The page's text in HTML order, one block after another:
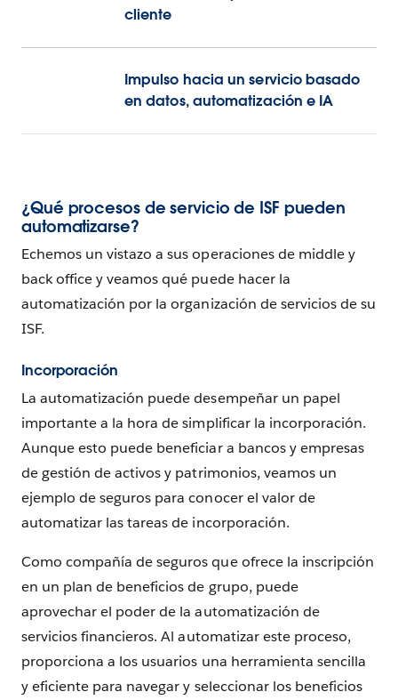
cliente
Impulso hacia un servicio basado
en datos, automatización e IA
¿Qué procesos de servicio de ISF pueden
automatizarse?
Echemos un vistazo a sus operaciones de middle y
back office y veamos qué puede hacer la
automatización por la organización de servicios de su
ISF.
Incorporación
La automatización puede desempeñar un papel
importante a la hora de simplificar la incorporación.
Aunque esto puede beneficiar a bancos y empresas
de gestión de activos y patrimonios, veamos un
ejemplo de seguros para conocer el valor de
automatizar las tareas de incorporación.
Como compañía de seguros que ofrece la inscripción
en un plan de beneficios de grupo, puede
aprovechar el poder de la automatización de
servicios financieros. Al automatizar este proceso,
proporciona a los usuarios una herramienta sencilla
y eficiente para navegar y seleccionar los beneficios